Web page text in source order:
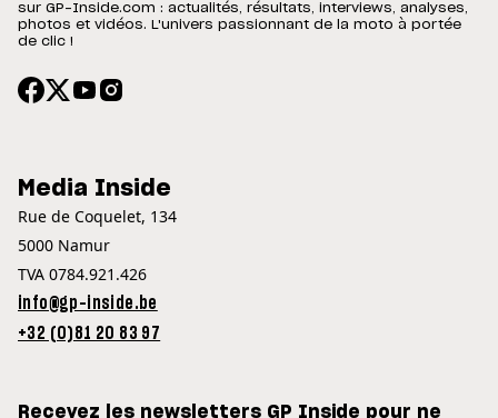
sur GP-Inside.com : actualités, résultats, interviews, analyses,
photos et vidéos. L'univers passionnant de la moto à portée
de clic !
Media Inside
Rue de Coquelet, 134
5000 Namur
TVA 0784.921.426
info@gp-inside.be
+32 (0)81 20 83 97
Recevez les newsletters GP Inside pour ne